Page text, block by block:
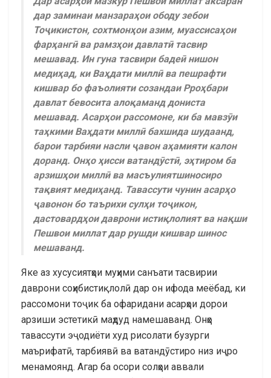
дар заминаи манзараҳои ободу зебои
Тоҷикистон, сохтмонҳои азим, муассисаҳои
фарҳангӣ ва рамзҳои давлатӣ тасвир
мешавад. Ин гуна тасвири бадеӣ нишон
медиҳад, ки Ваҳдати миллӣ ва пешрафти
кишвар бо фаъолияти созандаи Рроҳбари
давлат бевосита алоқаманд дониста
мешавад. Асарҳои рассомоне, ки ба мавзӯи
таҳкими Ваҳдати миллӣ бахшида шудаанд,
барои тарбияи насли ҷавон аҳамияти калон
доранд. Онҳо ҳисси ватандӯстӣ, эҳтиром ба
арзишҳои миллӣ ва масъулиятшиносиро
тақвият медиҳанд. Тавассути чунин асарҳо
ҷавонон бо таърихи сулҳи тоҷикон,
дастовардҳои даврони истиқлолият ва нақши
Пешвои миллат дар рушди кишвар шинос
мешаванд.
Яке аз хусусиятҳои муҳими санъати тасвирии
даврони соҳибистиқлолӣ дар он ифода меёбад, ки
рассомони тоҷик ба офаридани асарҳои дорои
арзиши эстетикӣ маҳдуд намешаванд. Онҳо
тавассути эҷодиёти худ рисолати бузурги
маърифатӣ, тарбиявӣ ва ватандӯстиро низ иҷро
менамоянд. Агар ба осори солҳои аввали